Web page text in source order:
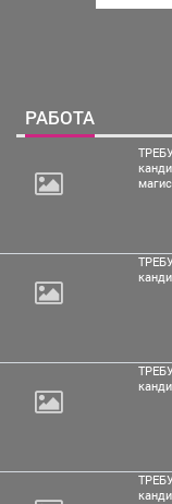
РАБОТА